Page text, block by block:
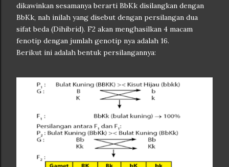
dikawinkan sesamanya berarti BbKk disilangkan dengan
BbKk, nah inilah yang disebut dengan persilangan dua
sifat beda (Dihibrid). F2 akan menghasilkan 4 macam
fenotip dengan jumlah genotip nya adalah 16.
Berikut ini adalah bentuk persilangannya: